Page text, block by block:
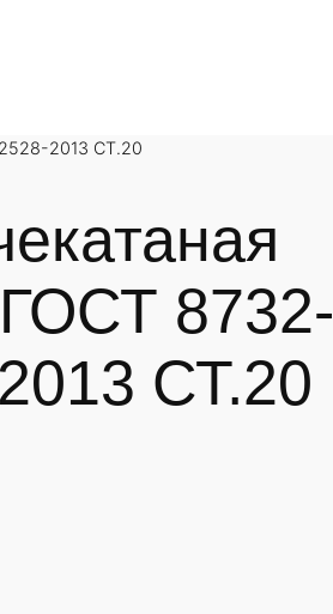
2013 СТ.20
8732-
СТ.20